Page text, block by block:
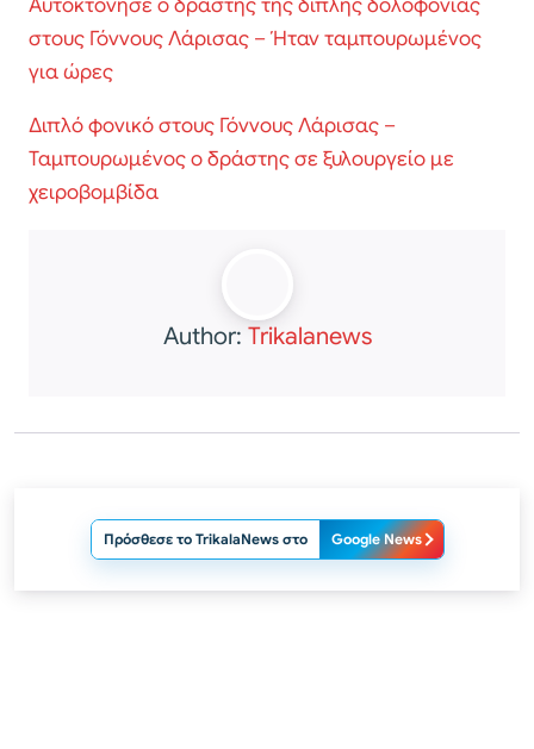
Αυτοκτόνησε ο δράστης της διπλής δολοφονίας
στους Γόννους Λάρισας – Ήταν ταμπουρωμένος
για ώρες
Διπλό φονικό στους Γόννους Λάρισας –
Ταμπουρωμένος ο δράστης σε ξυλουργείο με
χειροβομβίδα
Author: Trikalanews
Πρόσθεσε το TrikalaNews στο Google News